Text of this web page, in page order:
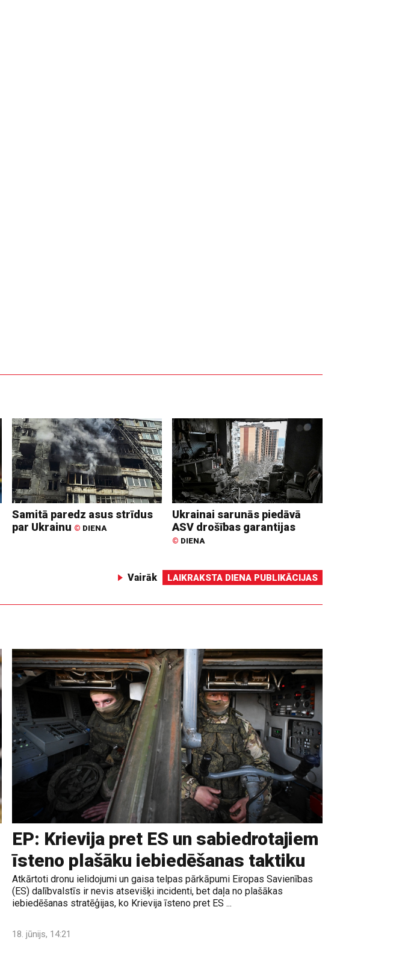
Samitā paredz asus strīdus
par Ukrainu © DIENA
Ukrainai sarunās piedāvā
ASV drošības garantijas
© DIENA
Vairāk LAIKRAKSTA DIENA PUBLIKĀCIJAS
EP: Krievija pret ES un sabiedrotajiem
īsteno plašāku iebiedēšanas taktiku
Atkārtoti dronu ielidojumi un gaisa telpas pārkāpumi Eiropas Savienības
(ES) dalībvalstīs ir nevis atsevišķi incidenti, bet daļa no plašākas
iebiedēšanas stratēģijas, ko Krievija īsteno pret ES ...
18. jūnijs, 14:21